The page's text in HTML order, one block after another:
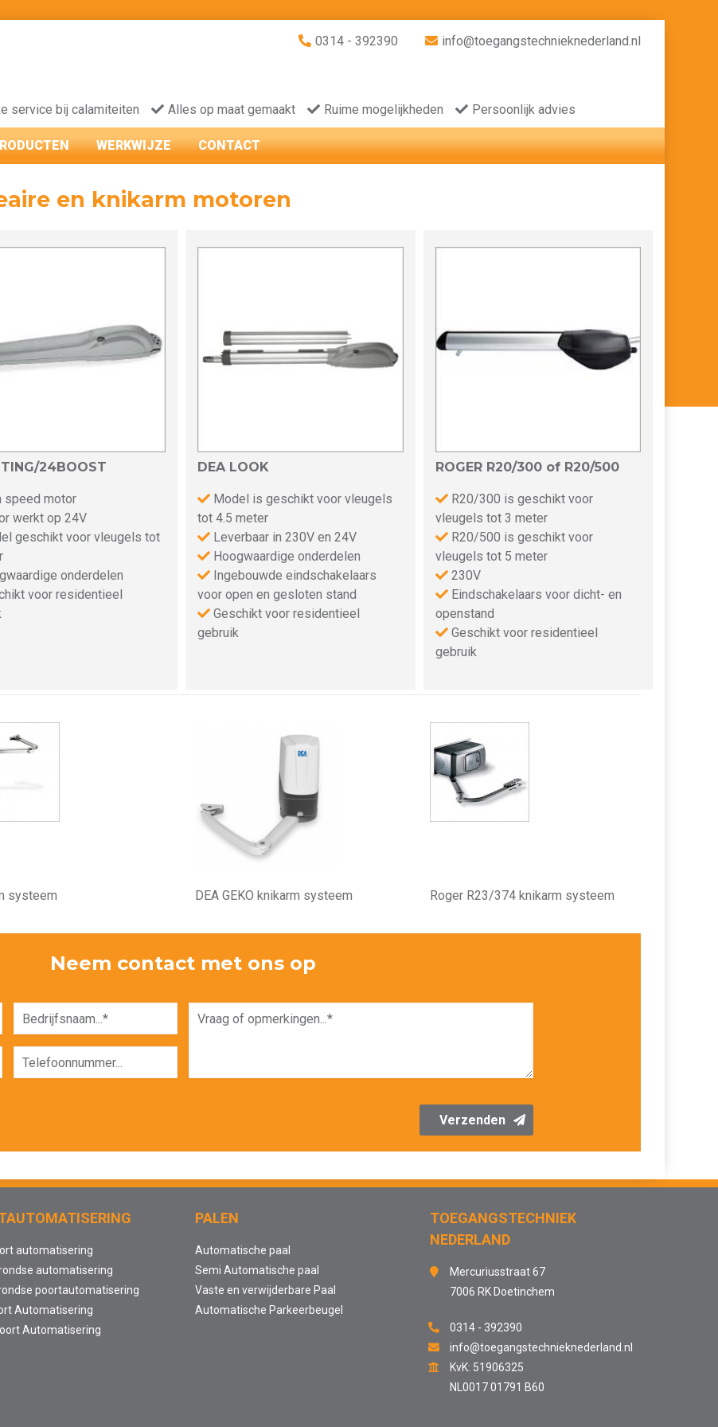
0314 - 392390 info@toegangstechnieknederland.nl
service bij calamiteiten Alles op maat gemaakt Ruime mogelijkheden Persoonlijk advies
WERKWIJZE CONTACT
en knikarm motoren
24BOOST
speed motor
werkt op 24V
geschikt voor vleugels tot
onderdelen
voor residentieel
DEA LOOK
Model is geschikt voor vleugels
tot 4.5 meter
Leverbaar in 230V en 24V
Hoogwaardige onderdelen
Ingebouwde eindschakelaars
voor open en gesloten stand
Geschikt voor residentieel
gebruik
ROGER R20/300 of R20/500
R20/300 is geschikt voor
vleugels tot 3 meter
R20/500 is geschikt voor
vleugels tot 5 meter
230V
Eindschakelaars voor dicht- en
openstand
Geschikt voor residentieel
gebruik
systeem DEA GEKO knikarm systeem Roger R23/374 knikarm systeem
Neem contact met ons op
Verzenden
automatisering
automatisering
poortautomatisering
Automatisering
Automatisering
PALEN
Automatische paal
Semi Automatische paal
Vaste en verwijderbare Paal
Automatische Parkeerbeugel
TOEGANGSTECHNIEK
NEDERLAND
Mercuriusstraat 67
7006 RK Doetinchem
0314 - 392390
info@toegangstechnieknederland.nl
KvK: 51906325
NL0017 01791 B60